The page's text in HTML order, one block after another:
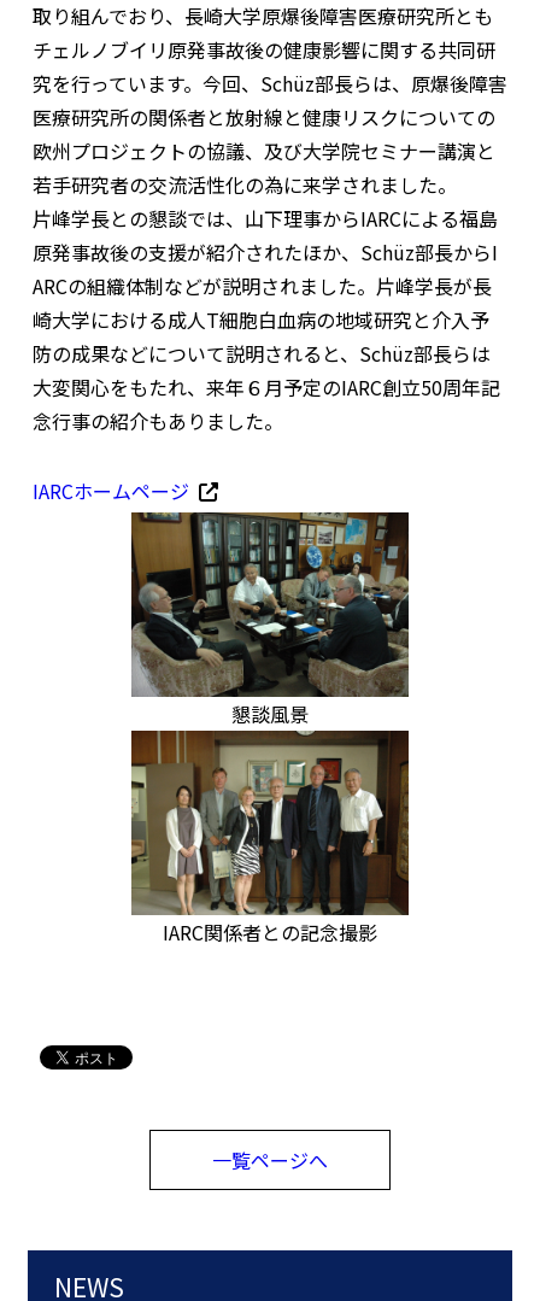
取り組んでおり、長崎大学原爆後障害医療研究所とも
チェルノブイリ原発事故後の健康影響に関する共同研
究を行っています。今回、Schüz部長らは、原爆後障害
医療研究所の関係者と放射線と健康リスクについての
欧州プロジェクトの協議、及び大学院セミナー講演と
若手研究者の交流活性化の為に来学されました。
片峰学長との懇談では、山下理事からIARCによる福島
原発事故後の支援が紹介されたほか、Schüz部長からI
ARCの組織体制などが説明されました。片峰学長が長
崎大学における成人T細胞白血病の地域研究と介入予
防の成果などについて説明されると、Schüz部長らは
大変関心をもたれ、来年６月予定のIARC創立50周年記
念行事の紹介もありました。
IARCホームページ
懇談風景
IARC関係者との記念撮影
一覧ページへ
NEWS